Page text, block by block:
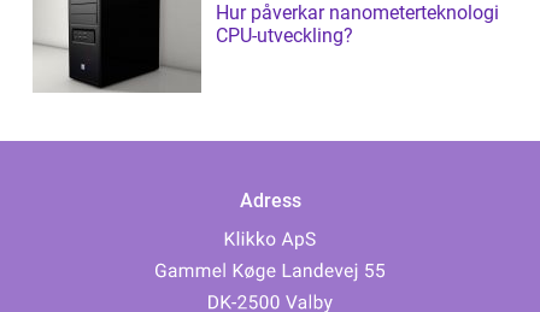
Hur påverkar nanometerteknologi
CPU-utveckling?
Adress